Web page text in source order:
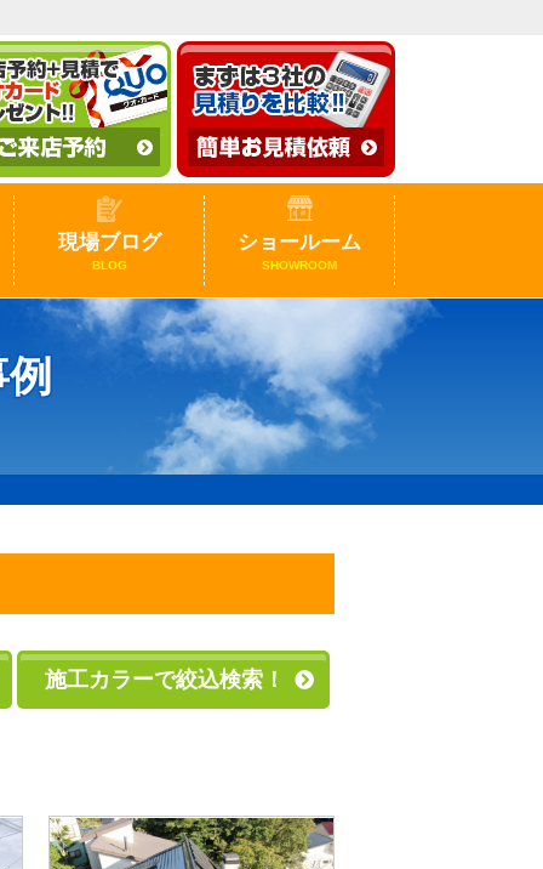
現場ブログ
BLOG
ショールーム
SHOWROOM
施工カラーで絞込検索！